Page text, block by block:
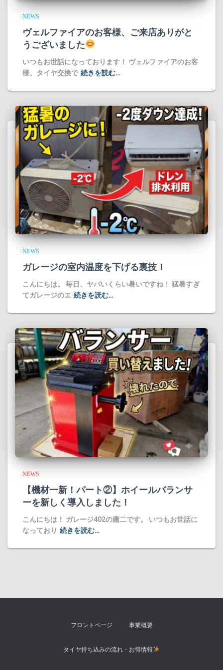
NEWS
ヴェルファイアのお客様、ご来店ありがと
うございました
​いつもお世話になっております！ ヴェルファイアのお客
様、タイヤ交換で 続きを読む…
NEWS
ガレージの室内温度を下げる裏技！
​こんにちは。 毎日、ヤバいくらい暑いですね！ 猛暑すぎ
てガレージのエ 続きを読む…
NEWS
​【機材一新！パート②】ホイールバランサ
ーを新しく導入しました！
​こんにちは！ ガレージ402の庸二です。 ​いつもお世話に
なっており 続きを読む…
フロントページ 事業概要
タイヤ持ち込みの流れ・お得情報